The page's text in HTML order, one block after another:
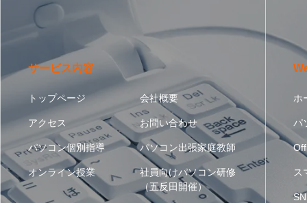
サービス内容
トップページ 会社概要
アクセス お問い合わせ
パソコン個別指導 パソコン出張家庭教師
オンライン授業
社員向けパソコン研修
（五反田開催）
ホ
パ
ス